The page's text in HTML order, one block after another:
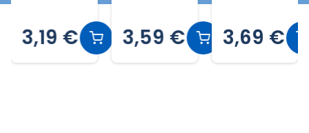
®Dolcegus
to® 16pz
3,19 €
®DOLCEGU
STO® 16pz
3,59 €
Dolce
Gusto®*
8+8 pz
3,69 €